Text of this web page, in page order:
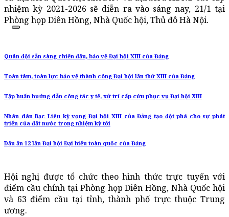
nhiệm kỳ 2021-2026 sẽ diễn ra vào sáng nay, 21/1 tại
Phòng họp Diên Hồng, Nhà Quốc hội, Thủ đô Hà Nội.
Quân đội sẵn sàng chiến đấu, bảo vệ Đại hội XIII của Đảng
Toàn tâm, toàn lực bảo vệ thành công Đại hội lần thứ XIII của Đảng
Tập huấn hướng dẫn công tác y tế, xử trí cấp cứu phục vụ Đại hội XIII
Nhân dân Bạc Liêu kỳ vọng Đại hội XIII của Đảng tạo đột phá cho sự phát
triển của đất nước trong nhiệm kỳ tới
Dấu ấn 12 lần Đại hội Đại biểu toàn quốc của Đảng
Hội nghị được tổ chức theo hình thức trực tuyến với
điểm cầu chính tại Phòng họp Diên Hồng, Nhà Quốc hội
và 63 điểm cầu tại tỉnh, thành phố trực thuộc Trung
ương.